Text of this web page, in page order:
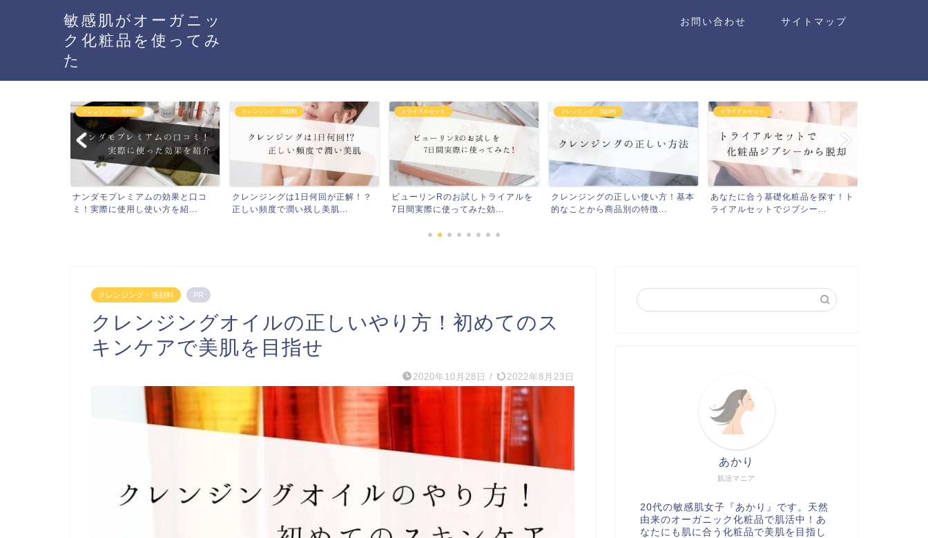
敏感肌がオーガニッ
ク化粧品を使ってみ
た
お問い合わせ サイトマップ
クレンジング・洗顔料
クレンジングは1日何回が正解！？
正しい頻度で潤い残し美肌...
トライアルセット
ビューリンRのお試しトライアルを
7日間実際に使ってみた効...
クレンジング・洗顔料
クレンジングの正しい使い方！基本
的なことから商品別の特徴...
トライアルセット
あなたに合う基礎化粧品を探す！ト
ライアルセットでジプシー...
クレンジング・洗顔料
洗顔の正しい方法やり方を紹介！基
本的なことを知って肌トラ...
クレンジング・洗顔料 PR
クレンジングオイルの正しいやり方！初めてのス
キンケアで美肌を目指せ
2020年10月28日 / 2022年8月23日
肌活マニア
あかり
20代の敏感肌女子『あかり』です。天然
由来のオーガニック化粧品で肌活中！あ
なたにも肌に合う化粧品で美肌を目指し